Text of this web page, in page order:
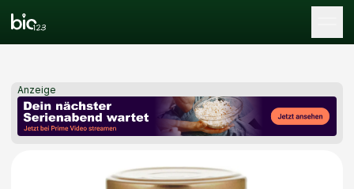
Anzeige